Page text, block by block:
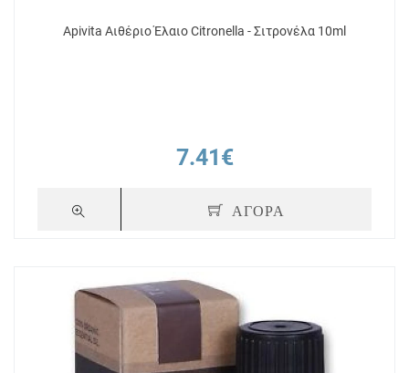
Apivita Αιθέριο Έλαιο Citronella - Σιτρονέλα 10ml
7.41€
ΑΓΟΡΑ